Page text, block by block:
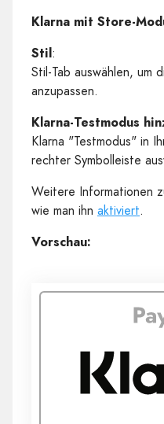
Klarna mit Store-
Stil:
Stil-Tab auswählen, um
anzupassen.
Klarna-Testmodus
Klarna "Testmodus" in
rechter Symbolleiste
Weitere Informationen
wie man ihn aktiviert.
Vorschau: